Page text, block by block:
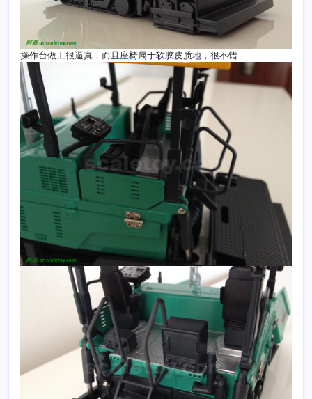
操作台做工很逼真，而且座椅属于软胶皮质地，很不错